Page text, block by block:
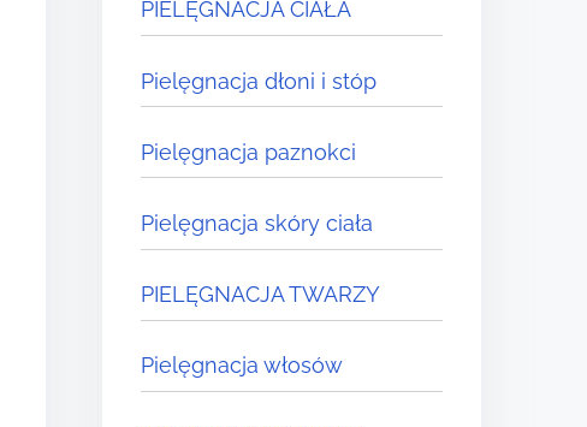
PIELĘGNACJA CIAŁA
Pielęgnacja dłoni i stóp
Pielęgnacja paznokci
Pielęgnacja skóry ciała
PIELĘGNACJA TWARZY
Pielęgnacja włosów